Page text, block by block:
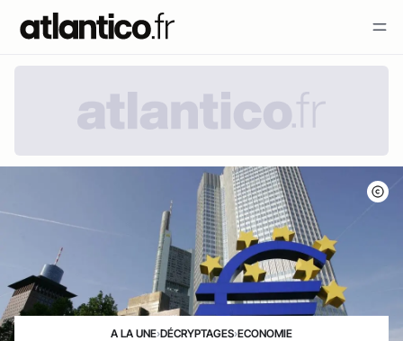
A LA UNE›DÉCRYPTAGES›ECONOMIE